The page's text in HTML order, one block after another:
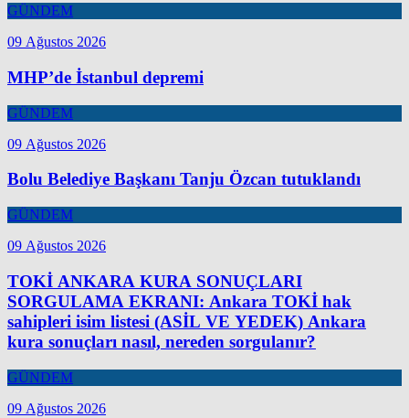
GÜNDEM
09 Ağustos 2026
MHP’de İstanbul depremi
GÜNDEM
09 Ağustos 2026
Bolu Belediye Başkanı Tanju Özcan tutuklandı
GÜNDEM
09 Ağustos 2026
TOKİ ANKARA KURA SONUÇLARI
SORGULAMA EKRANI: Ankara TOKİ hak
sahipleri isim listesi (ASİL VE YEDEK) Ankara
kura sonuçları nasıl, nereden sorgulanır?
GÜNDEM
09 Ağustos 2026